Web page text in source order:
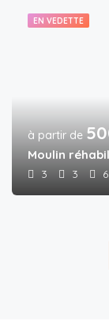
EN VEDETTE
Moulin
3 3 6